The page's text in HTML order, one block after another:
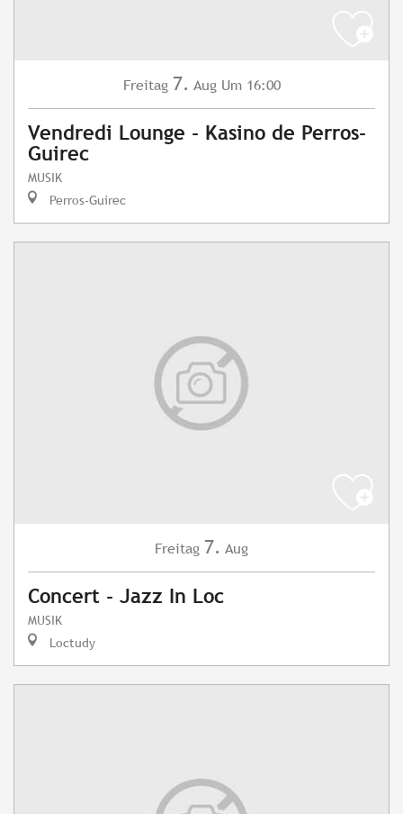
Freitag 7. Aug Um 16:00
Vendredi Lounge - Kasino de Perros-
Guirec
MUSIK
Perros-Guirec
Freitag 7. Aug
Concert - Jazz In Loc
MUSIK
Loctudy